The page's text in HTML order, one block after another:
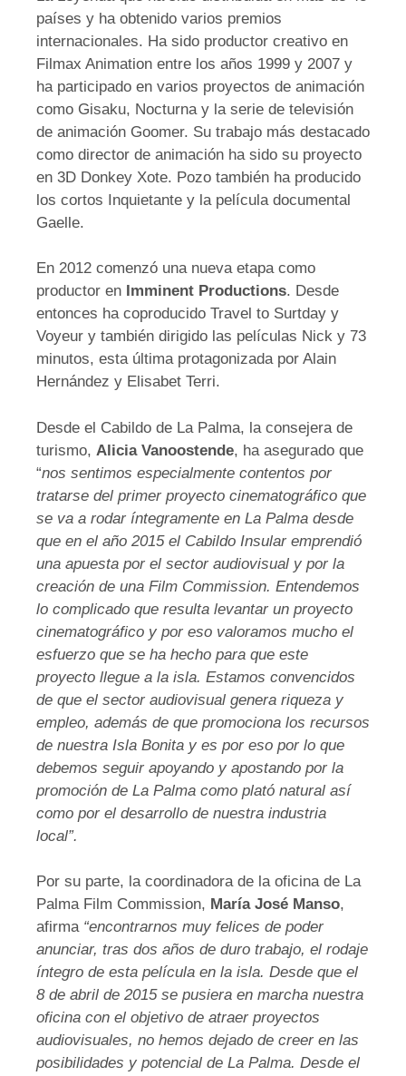
países y ha obtenido varios premios
internacionales. Ha sido productor creativo en
Filmax Animation entre los años 1999 y 2007 y
ha participado en varios proyectos de animación
como Gisaku, Nocturna y la serie de televisión
de animación Goomer. Su trabajo más destacado
como director de animación ha sido su proyecto
en 3D Donkey Xote. Pozo también ha producido
los cortos Inquietante y la película documental
Gaelle.
En 2012 comenzó una nueva etapa como
productor en Imminent Productions. Desde
entonces ha coproducido Travel to Surtday y
Voyeur y también dirigido las películas Nick y 73
minutos, esta última protagonizada por Alain
Hernández y Elisabet Terri.
Desde el Cabildo de La Palma, la consejera de
turismo, Alicia Vanoostende, ha asegurado que
“nos sentimos especialmente contentos por
tratarse del primer proyecto cinematográfico que
se va a rodar íntegramente en La Palma desde
que en el año 2015 el Cabildo Insular emprendió
una apuesta por el sector audiovisual y por la
creación de una Film Commission. Entendemos
lo complicado que resulta levantar un proyecto
cinematográfico y por eso valoramos mucho el
esfuerzo que se ha hecho para que este
proyecto llegue a la isla. Estamos convencidos
de que el sector audiovisual genera riqueza y
empleo, además de que promociona los recursos
de nuestra Isla Bonita y es por eso por lo que
debemos seguir apoyando y apostando por la
promoción de La Palma como plató natural así
como por el desarrollo de nuestra industria
local”.
Por su parte, la coordinadora de la oficina de La
Palma Film Commission, María José Manso,
afirma “encontrarnos muy felices de poder
anunciar, tras dos años de duro trabajo, el rodaje
íntegro de esta película en la isla. Desde que el
8 de abril de 2015 se pusiera en marcha nuestra
oficina con el objetivo de atraer proyectos
audiovisuales, no hemos dejado de creer en las
posibilidades y potencial de La Palma. Desde el